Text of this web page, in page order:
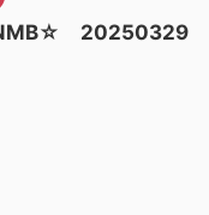
NMB☆ 20250329